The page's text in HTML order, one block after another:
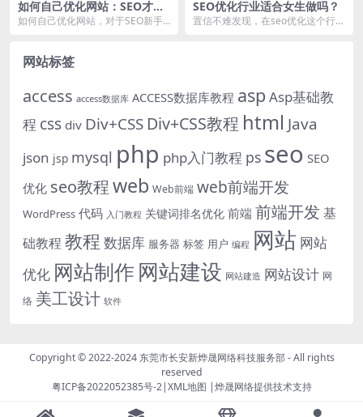
如何自己优化网站：SEO才靠
谱？
如何自己优化网站，对于SEO新手
SEO优化行业适合女生做吗？
置信不难发现，在seo优化这个行
网站标签
access access数据库 ACCESS数据库教程 asp Asp基础教
程 css div Div+CSS Div+CSS教程 html Java
json jsp mysql php php入门教程 ps seo SEO
优化 seo教程web Web前端 web前端开发
WordPress 代码 入门教程 关键词排名优化 前端 前端开发 基
础教程 教程 数据库 服务器 标签 用户 编程 网站 网站
优化 网站制作 网站建设 网站建造 网站设计 网
络 美工设计 软件
Copyright © 2022-2024 东莞市长安新烨晟网络科技服务部- All rights
reserved
粤ICP备2022052385号-2|XML地图 |烨晟网络提供技术支持